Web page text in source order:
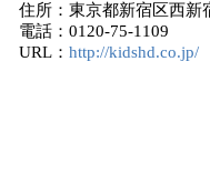
住所：東京都新宿区西新
電話：0120-75-1109
URL： http://kidshd.co.jp/